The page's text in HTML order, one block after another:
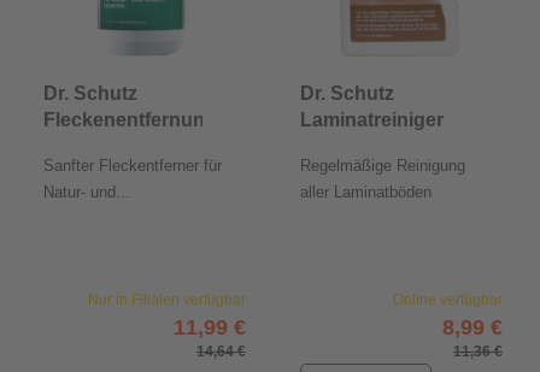
Dr. Schutz
Fleckenentfernung
Sanfter Fleckentferner für
Natur- und...
Nur in Filialen verfügbar
11,99 €
14,64 €
Dr. Schutz
Laminatreiniger
Regelmäßige Reinigung
aller Laminatböden
Online verfügbar
8,99 €
11,36 €